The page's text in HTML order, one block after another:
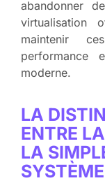
abandonner
virtualisation
maintenir
performance
moderne.
LA
ENTRE
LA
SYSTÈME